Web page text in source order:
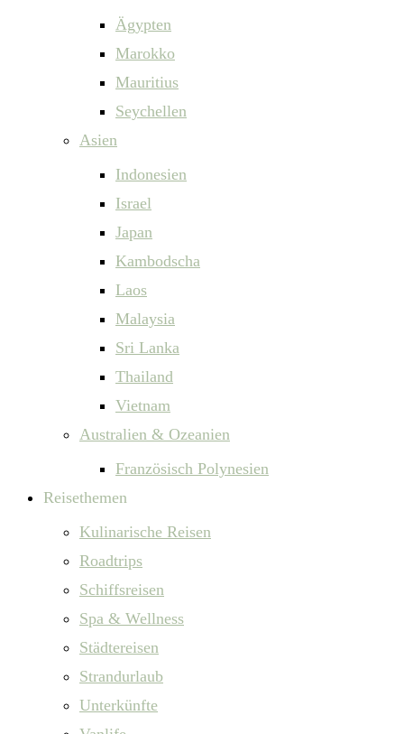
Ägypten
Marokko
Mauritius
Seychellen
Asien
Indonesien
Israel
Japan
Kambodscha
Laos
Malaysia
Sri Lanka
Thailand
Vietnam
Australien & Ozeanien
Französisch Polynesien
Reisethemen
Kulinarische Reisen
Roadtrips
Schiffsreisen
Spa & Wellness
Städtereisen
Strandurlaub
Unterkünfte